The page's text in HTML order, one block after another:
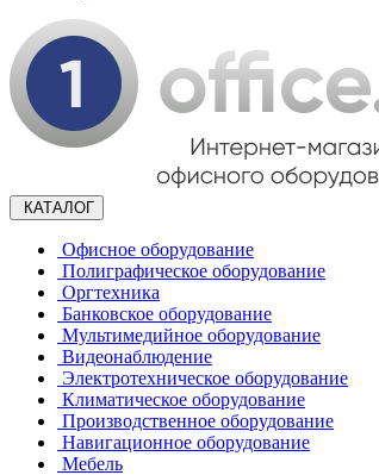
КАТАЛОГ
Офисное оборудование
Полиграфическое оборудование
Оргтехника
Банковское оборудование
Мультимедийное оборудование
Видеонаблюдение
Электротехническое оборудование
Климатическое оборудование
Производственное оборудование
Навигационное оборудование
Мебель